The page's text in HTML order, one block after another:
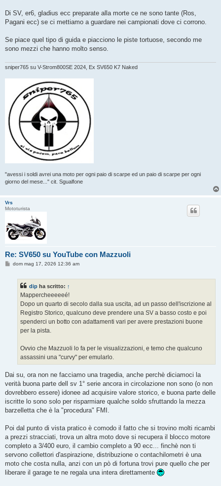
Di SV, er6, gladius ecc preparate alla morte ce ne sono tante (Ros,
Pagani ecc) se ci mettiamo a guardare nei campionati dove ci corrono.
Se piace quel tipo di guida e piacciono le piste tortuose, secondo me
sono mezzi che hanno molto senso.
sniper765 su V-Strom800SE 2024, Ex SV650 K7 Naked
"avessi i soldi avrei una moto per ogni paio di scarpe ed un paio di scarpe per ogni
giorno del mese..." cit. Sgualfone
Vrs
Mototurista
Re: SV650 su YouTube con Mazzuoli
Mdom mag 17, 2026 12:36 am
dip ha scritto: ↑
Mappercheeeeeé!
Dopo un quarto di secolo dalla sua uscita, ad un passo dell'iscrizione al
Registro Storico, qualcuno deve prendere una SV a basso costo e poi
spenderci un botto con adattamenti vari per avere prestazioni buone
per la pista.
Ovvio che Mazzuoli lo fa per le visualizzazioni, e temo che qualcuno
assassini una "curvy" per emularlo.
Dai su, ora non ne facciamo una tragedia, anche perchè diciamoci la
verità buona parte dell sv 1° serie ancora in circolazione non sono (o non
dovrebbero essere) idonee ad acquisire valore storico, e buona parte delle
iscritte lo sono solo per risparmiare qualche soldo sfruttando la mezza
barzelletta che è la "procedura" FMI.
Poi dal punto di vista pratico è comodo il fatto che si trovino molti ricambi
a prezzi stracciati, trova un altra moto dove si recupera il blocco motore
completo a 3/400 euro, il cambio completo a 90 ecc... finchè non ti
servono collettori d'aspirazione, distribuzione o contachilometri è una
moto che costa nulla, anzi con un pò di fortuna trovi pure quello che per
liberare il garage te ne regala una intera direttamente